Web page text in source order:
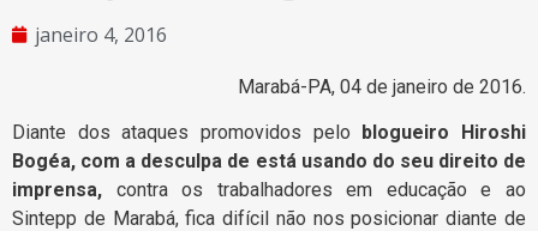
janeiro 4, 2016
Marabá-PA, 04 de janeiro de 2016.
Diante dos ataques promovidos pelo blogueiro Hiroshi
Bogéa, com a desculpa de está usando do seu direito de
imprensa, contra os trabalhadores em educação e ao
Sintepp de Marabá, fica difícil não nos posicionar diante de